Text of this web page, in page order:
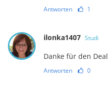
Antworten 1
ilonka1407 Studi
Danke für den Deal
Antworten 0